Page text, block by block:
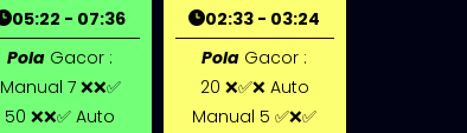
05:22 - 07:36
Pola Gacor :
Manual 7 ❌❌✅
50 ❌❌✅ Auto
02:33 - 03:24
Pola Gacor :
20 ❌✅❌ Auto
Manual 5 ✅❌✅